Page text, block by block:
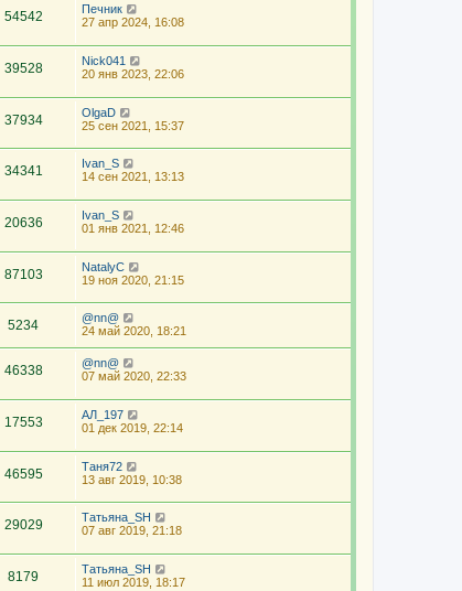
54542
Печник
27 апр 2024, 16:08
39528
Nick041
20 янв 2023, 22:06
37934
OlgaD
25 сен 2021, 15:37
34341
Ivan_S
14 сен 2021, 13:13
20636
Ivan_S
01 янв 2021, 12:46
87103
NatalyС
19 ноя 2020, 21:15
5234
@nn@
24 май 2020, 18:21
46338
@nn@
07 май 2020, 22:33
17553
АЛ_197
01 дек 2019, 22:14
46595
Таня72
13 авг 2019, 10:38
29029
Татьяна_SH
07 авг 2019, 21:18
8179
Татьяна_SH
11 июл 2019, 18:17